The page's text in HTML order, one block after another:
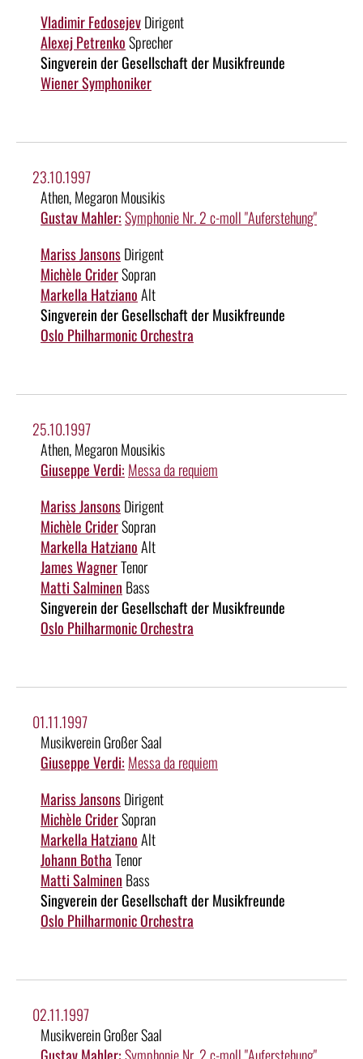
Vladimir FedosejevDirigent
Alexej PetrenkoSprecher
Singverein der Gesellschaft der Musikfreunde
Wiener Symphoniker
23.10.1997
Athen, Megaron Mousikis
Gustav Mahler:Symphonie Nr. 2 c-moll "Auferstehung"
Mariss JansonsDirigent
Michèle CriderSopran
Markella HatzianoAlt
Singverein der Gesellschaft der Musikfreunde
Oslo Philharmonic Orchestra
25.10.1997
Athen, Megaron Mousikis
Giuseppe Verdi: Messa da requiem
Mariss JansonsDirigent
Michèle CriderSopran
Markella HatzianoAlt
James WagnerTenor
Matti Salminen Bass
Singverein der Gesellschaft der Musikfreunde
Oslo Philharmonic Orchestra
01.11.1997
Musikverein Großer Saal
Giuseppe Verdi: Messa da requiem
Mariss JansonsDirigent
Michèle CriderSopran
Markella HatzianoAlt
Johann BothaTenor
Matti Salminen Bass
Singverein der Gesellschaft der Musikfreunde
Oslo Philharmonic Orchestra
02.11.1997
Musikverein Großer Saal
Gustav Mahler:Symphonie Nr. 2 c-moll "Auferstehung"